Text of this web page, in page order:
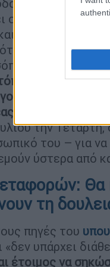
σε
στην ευθύνη του
οχημάτων.
συνεργείο
διάβαση
εντολής
Οπως
Γραμματικογιάννη
την
του – για
ύστερα από
Θα
τη
πηγές του
«δεν υπάρχει
έτοιμος να